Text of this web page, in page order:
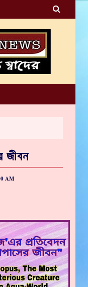

জীবন
AM